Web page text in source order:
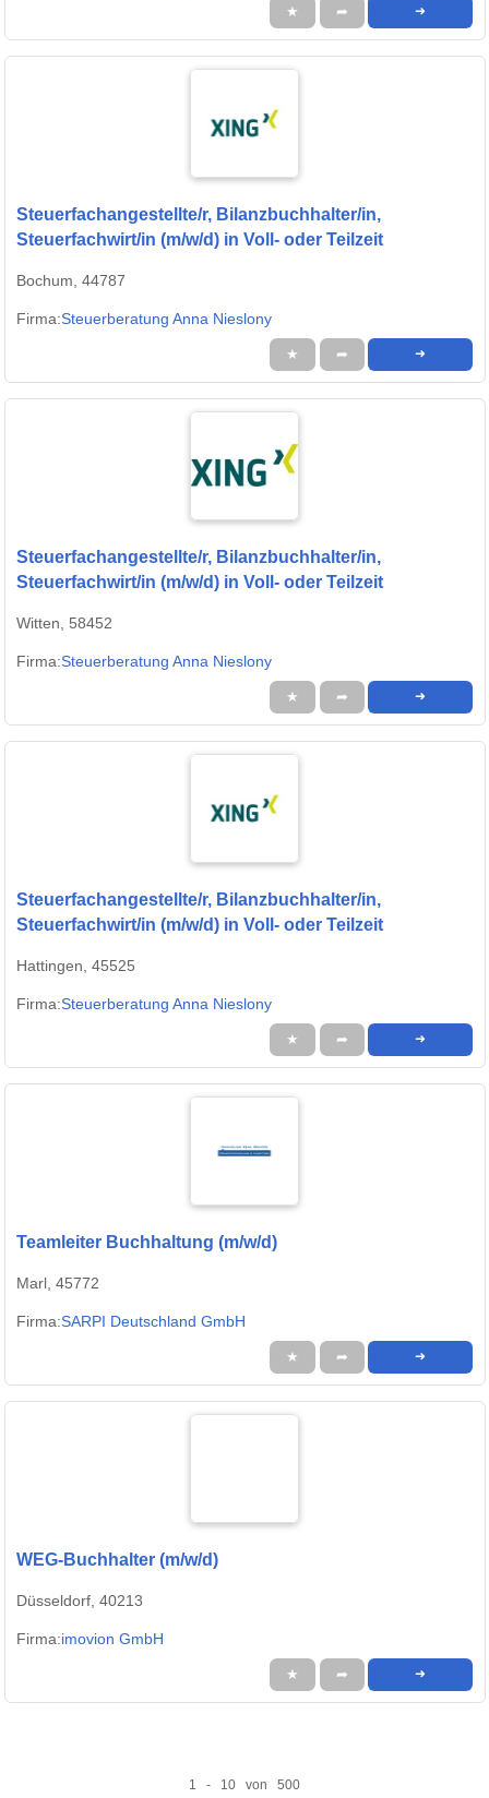
★ ➦ ➜
Steuerfachangestellte/r, Bilanzbuchhalter/in,
Steuerfachwirt/in (m/w/d) in Voll- oder Teilzeit
Bochum, 44787
Firma:Steuerberatung Anna Nieslony
★ ➦ ➜
Steuerfachangestellte/r, Bilanzbuchhalter/in,
Steuerfachwirt/in (m/w/d) in Voll- oder Teilzeit
Witten, 58452
Firma:Steuerberatung Anna Nieslony
★ ➦ ➜
Steuerfachangestellte/r, Bilanzbuchhalter/in,
Steuerfachwirt/in (m/w/d) in Voll- oder Teilzeit
Hattingen, 45525
Firma:Steuerberatung Anna Nieslony
★ ➦ ➜
Teamleiter Buchhaltung (m/w/d)
Marl, 45772
Firma:SARPI Deutschland GmbH
★ ➦ ➜
WEG-Buchhalter (m/w/d)
Düsseldorf, 40213
Firma:imovion GmbH
★ ➦ ➜
1 - 10 von 500